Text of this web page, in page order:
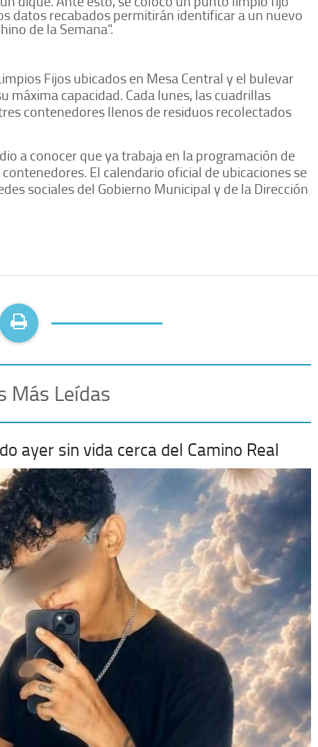
datos recabados permitirán identificar a un nuevo
de la Semana".
Fijos ubicados en Mesa Central y el bulevar
máxima capacidad. Cada lunes, las cuadrillas
contenedores llenos de residuos recolectados
a conocer que ya trabaja en la programación de
El calendario oficial de ubicaciones se
sociales del Gobierno Municipal y de la Dirección
Más Leídas
ayer sin vida cerca del Camino Real